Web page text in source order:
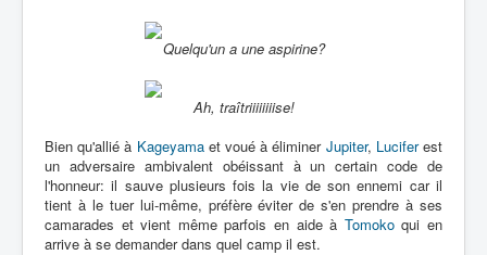
Quelqu'un a une aspirine?
Ah, traîtriiiiiiiise!
Bien qu'allié à Kageyamaet voué à éliminer Jupiter, Luciferest
un adversaire ambivalent obéissant à un certain code de
l'honneur: il sauve plusieurs fois la vie de son ennemi car il
tient à le tuer lui-même, préfère éviter de s'en prendre à ses
camarades et vient même parfois en aide à Tomokoqui en
arrive à se demander dans quel camp il est.